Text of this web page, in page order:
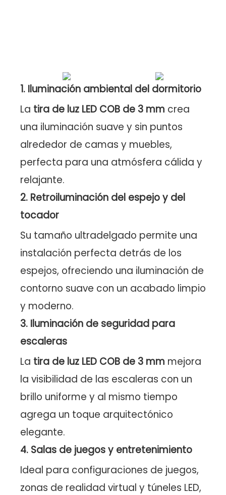
1. Iluminación ambiental del dormitorio
La tira de luz LED COB de 3 mm crea
una iluminación suave y sin puntos
alrededor de camas y muebles,
perfecta para una atmósfera cálida y
relajante.
2. Retroiluminación del espejo y del
tocador
Su tamaño ultradelgado permite una
instalación perfecta detrás de los
espejos, ofreciendo una iluminación de
contorno suave con un acabado limpio
y moderno.
3. Iluminación de seguridad para
escaleras
La tira de luz LED COB de 3 mm mejora
la visibilidad de las escaleras con un
brillo uniforme y al mismo tiempo
agrega un toque arquitectónico
elegante.
4. Salas de juegos y entretenimiento
Ideal para configuraciones de juegos,
zonas de realidad virtual y túneles LED,